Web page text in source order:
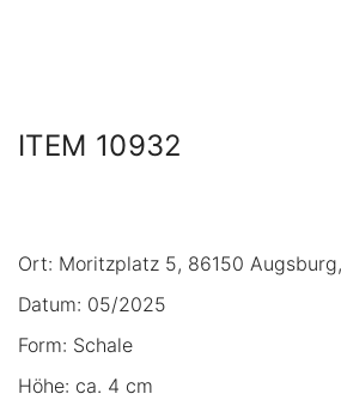
ITEM 10932
Ort: Moritzplatz 5, 86150
Datum: 05/2025
Form: Schale
Höhe: ca. 4 cm